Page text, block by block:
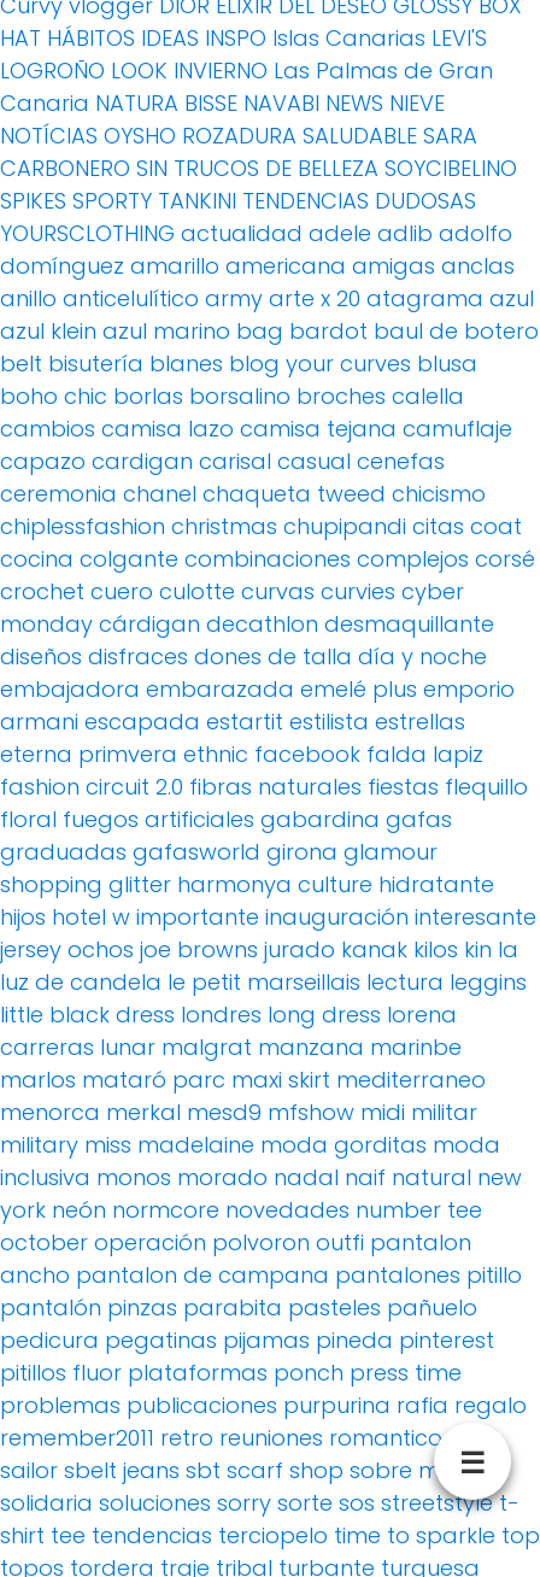
HAT HÁBITOS IDEAS INSPO Islas Canarias LEVI'S
LOGROÑO LOOK INVIERNO Las Palmas de Gran
Canaria NATURA BISSE NAVABI NEWS NIEVE
NOTÍCIAS OYSHO ROZADURA SALUDABLE SARA
CARBONERO SIN TRUCOS DE BELLEZA SOYCIBELINO
SPIKES SPORTY TANKINI TENDENCIAS DUDOSAS
YOURSCLOTHING actualidad adele adlib adolfo
domínguez amarillo americana amigas anclas
anillo anticelulítico army arte x 20 atagrama azul
azul klein azul marino bag bardot baul de botero
belt bisutería blanes blog your curves blusa
boho chic borlas borsalino broches calella
cambios camisa lazo camisa tejana camuflaje
capazo cardigan carisal casual cenefas
ceremonia chanel chaqueta tweed chicismo
chiplessfashion christmas chupipandi citas coat
cocina colgante combinaciones complejos corsé
crochet cuero culotte curvas curvies cyber
monday cárdigan decathlon desmaquillante
diseños disfraces dones de talla día y noche
embajadora embarazada emelé plus emporio
armani escapada estartit estilista estrellas
eterna primvera ethnic facebook falda lapiz
fashion circuit 2.0 fibras naturales fiestas flequillo
floral fuegos artificiales gabardina gafas
graduadas gafasworld girona glamour
shopping glitter harmonya culture hidratante
hijos hotel w importante inauguración interesante
jersey ochos joe browns jurado kanak kilos kin la
luz de candela le petit marseillais lectura leggins
little black dress londres long dress lorena
carreras lunar malgrat manzana marinbe
marlos mataró parc maxi skirt mediterraneo
menorca merkal mesd9 mfshow midi militar
military miss madelaine moda gorditas moda
inclusiva monos morado nadal naif natural new
york neón normcore novedades number tee
october operación polvoron outfi pantalon
ancho pantalon de campana pantalones pitillo
pantalón pinzas parabita pasteles pañuelo
pedicura pegatinas pijamas pineda pinterest
pitillos fluor plataformas ponch press time
problemas publicaciones purpurina rafia regalo
remember2011 retro reuniones romantico
sailor sbelt jeans sbt scarf shop sobre mí
solidaria soluciones sorry sorte sos streetstyle t-
shirt tee tendencias terciopelo time to sparkle top
topos tordera traje tribal turbante turquesa
☰